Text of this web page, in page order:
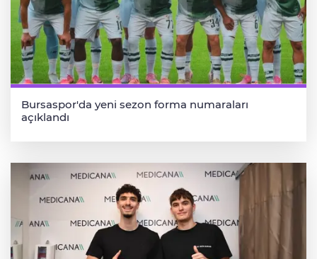
Bursaspor'da yeni sezon forma numaraları
açıklandı